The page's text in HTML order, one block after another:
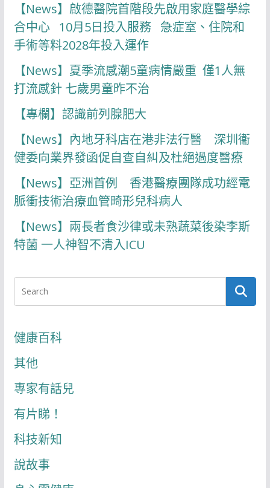
【News】啟德醫院首階段先啟用家庭醫學綜
合中心 10月5日投入服務 急症室、住院和
手術等料2028年投入運作
【News】夏季流感潮5童病情嚴重 僅1人無
打流感針 七歲男童昨不治
【專欄】認識前列腺肥大
【News】內地牙科店在港非法行醫 深圳衞
健委向業界發函促自查自糾及杜絕過度醫療
【News】亞洲首例 香港醫療團隊成功經電
脈衝技術治療血管畸形兒科病人
【News】兩長者食沙律或未熟蔬菜後染李斯
特菌 一人神智不清入ICU
健康百科
其他
專家有話兒
有片睇！
科技新知
說故事